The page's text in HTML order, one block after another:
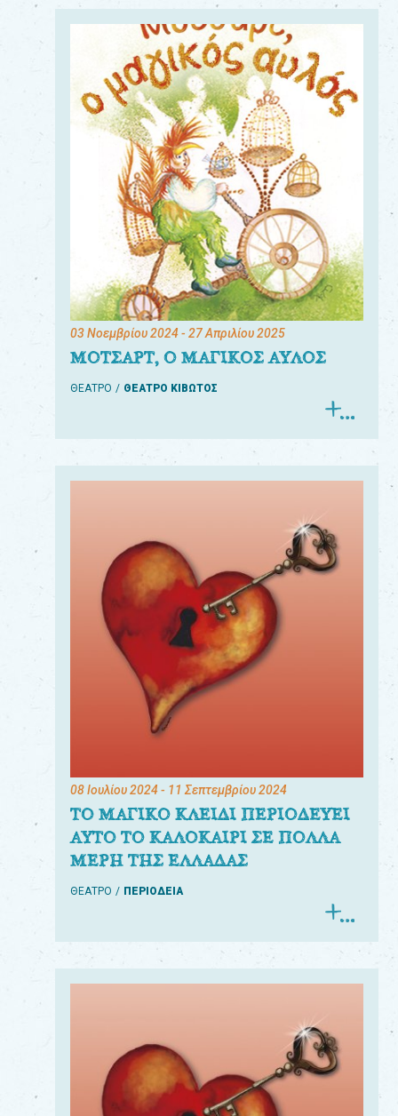
03 Νοεμβρίου 2024- 27 Απριλίου 2025
ΜΟΤΣΑΡΤ, Ο ΜΑΓΙΚΟΣ ΑΥΛΟΣ
ΘΕΑΤΡΟ ΘΕΑΤΡΟ ΚΙΒΩΤΟΣ
08 Ιουλίου 2024- 11 Σεπτεμβρίου 2024
ΤΟ ΜΑΓΙΚΟ ΚΛΕΙΔΙ ΠΕΡΙΟΔΕΥΕΙ
ΑΥΤΟ ΤΟ ΚΑΛΟΚΑΙΡΙ ΣΕ ΠΟΛΛΑ
ΜΕΡΗ ΤΗΣ ΕΛΛΑΔΑΣ
ΘΕΑΤΡΟ ΠΕΡΙΟΔΕΙΑ